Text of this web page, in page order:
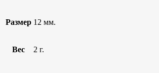
Размер 12 мм.
Вес 2 г.